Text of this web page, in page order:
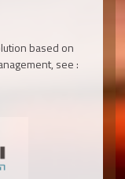
based on
see :